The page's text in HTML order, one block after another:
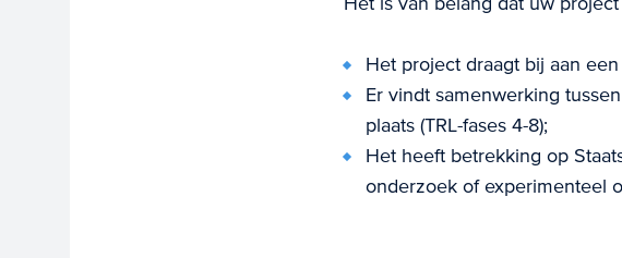
Het project draagt bij aan
Er vindt samenwerking
plaats (TRL-fases 4-8);
Het heeft betrekking op
onderzoek of experimenteel